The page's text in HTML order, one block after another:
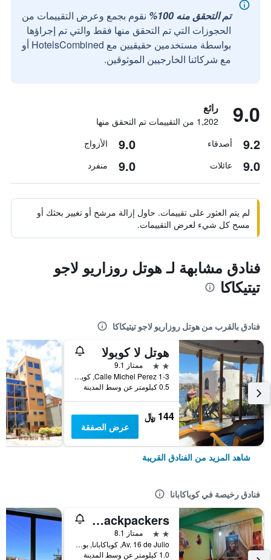
تم التحقق منه 100%
نقوم بجمع وعرض التقييمات من
الحجوزات التي تم التحقق منها فقط والتي تم إجراؤها
بواسطة مستخدمين حقيقيين مع HotelsCombined أو
مع شركائنا الخارجيين الموثوقين.
9.0 رائع
1,202 من التقييمات تم التحقق منها
9.2 أصدقاء 9.0 الأزواج
9.0 عائلات 9.0 منفرد
لم يتم العثور على تقييمات. حاول إزالة مرشح أو تغيير بحثك أو
مسح كل شيء لعرض التقييمات.
فنادق مشابهة لـ هوتل روزاريو لاجو
تيتيكاكا
فنادق بالقرب من هوتل روزاريو لاجو تيتيكاكا
هوتل لا كوبولا
2 نجمتين
ممتاز 9.1
Calle Michel Perez 1-3, كوباكابانا, بوليفيا
0.5 كيلومتر عن وسط المدينة
144 ﷼
عرض الصفقة
شاهد المزيد من الفنادق القريبة
فنادق رخيصة في كوباكابانا
Olas del titicaca backpackers
2 نجمتين
ممتاز 8.1
Av. 16 de Julio, كوباكابانا, بوليفيا
1.0 كيلومتر عن وسط المدينة